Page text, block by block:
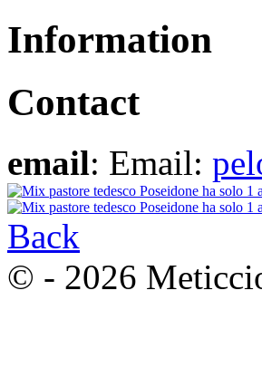
Information
Contact
email: Email:
Back
© - 2026